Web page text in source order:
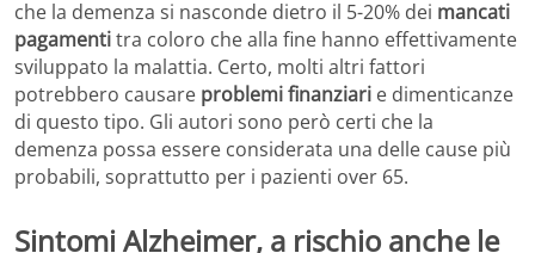
che la demenza si nasconde dietro il 5-20% dei mancati
pagamentitra coloro che alla fine hanno effettivamente
sviluppato la malattia. Certo, molti altri fattori
potrebbero causare problemi finanziari e dimenticanze
di questo tipo. Gli autori sono però certi che la
demenza possa essere considerata una delle cause più
probabili, soprattutto per i pazienti over 65.
Sintomi Alzheimer, a rischio anche le